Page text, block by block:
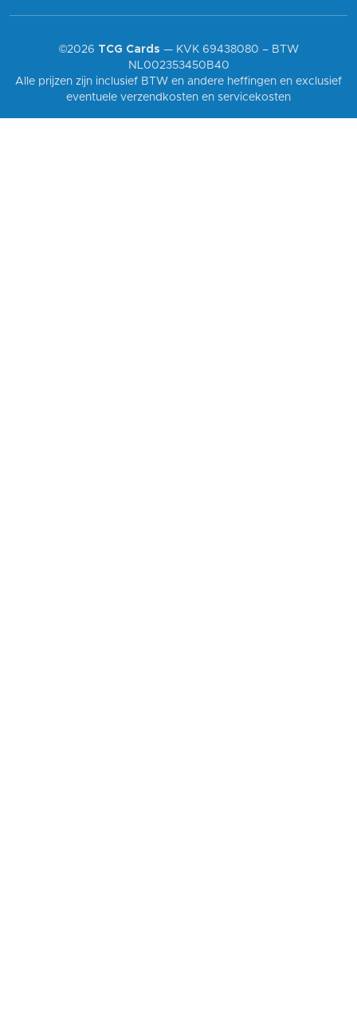
©2026 TCG Cards — KVK 69438080 – BTW
NL002353450B40
Alle prijzen zijn inclusief BTW en andere heffingen en exclusief
eventuele verzendkosten en servicekosten